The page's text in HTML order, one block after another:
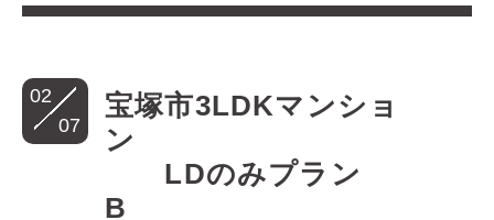
02
07
宝塚市3LDKマンショ
ン
LDのみプラン
B